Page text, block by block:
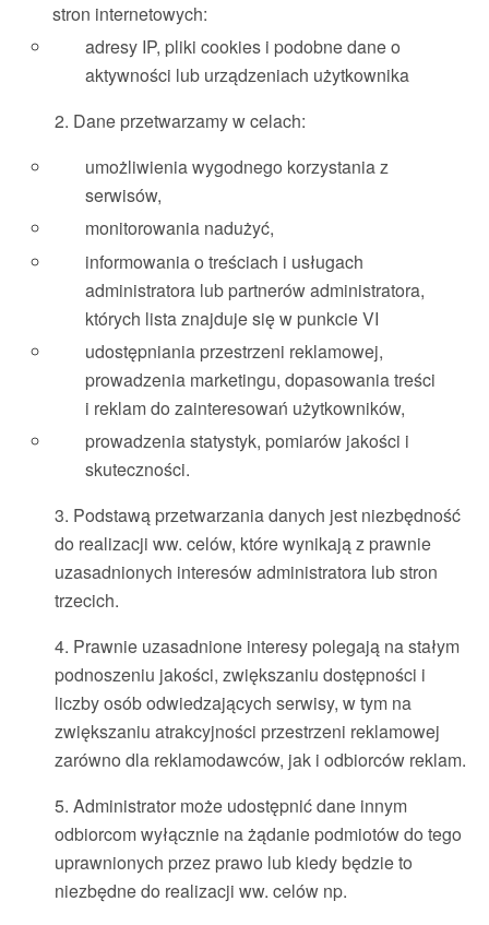
stron internetowych:
adresy IP, pliki cookies i podobne dane o
aktywności lub urządzeniach użytkownika
2. Dane przetwarzamy w celach:
umożliwienia wygodnego korzystania z
serwisów,
monitorowania nadużyć,
informowania o treściach i usługach
administratora lub partnerów administratora,
których lista znajduje się w punkcie VI
udostępniania przestrzeni reklamowej,
prowadzenia marketingu, dopasowania treści
i reklam do zainteresowań użytkowników,
prowadzenia statystyk, pomiarów jakości i
skuteczności.
3. Podstawą przetwarzania danych jest niezbędność
do realizacji ww. celów, które wynikają z prawnie
uzasadnionych interesów administratora lub stron
trzecich.
4. Prawnie uzasadnione interesy polegają na stałym
podnoszeniu jakości, zwiększaniu dostępności i
liczby osób odwiedzających serwisy, w tym na
zwiększaniu atrakcyjności przestrzeni reklamowej
zarówno dla reklamodawców, jak i odbiorców reklam.
5. Administrator może udostępnić dane innym
odbiorcom wyłącznie na żądanie podmiotów do tego
uprawnionych przez prawo lub kiedy będzie to
niezbędne do realizacji ww. celów np.